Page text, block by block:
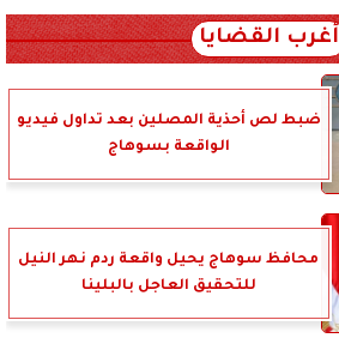
أغرب القضايا
ضبط لص أحذية المصلين بعد تداول فيديو
الواقعة بسوهاج
محافظ سوهاج يحيل واقعة ردم نهر النيل
للتحقيق العاجل بالبلينا